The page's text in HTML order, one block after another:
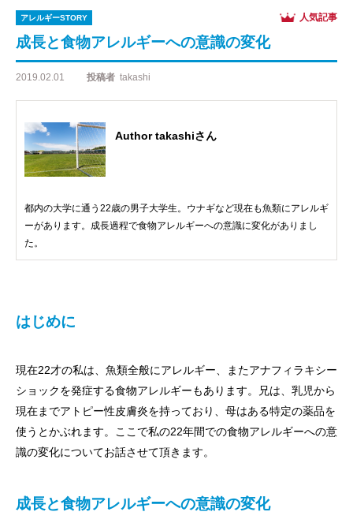
アレルギーSTORY 人気記事
成長と食物アレルギーへの意識の変化
2019.02.01 投稿者 takashi
Author takashiさん
都内の大学に通う22歳の男子大学生。ウナギなど現在も魚類にアレルギ
ーがあります。成長過程で食物アレルギーへの意識に変化がありまし
た。
はじめに
現在22才の私は、魚類全般にアレルギー、またアナフィラキシー
ショックを発症する食物アレルギーもあります。兄は、乳児から
現在までアトピー性皮膚炎を持っており、母はある特定の薬品を
使うとかぶれます。ここで私の22年間での食物アレルギーへの意
識の変化についてお話させて頂きます。
成長と食物アレルギーへの意識の変化